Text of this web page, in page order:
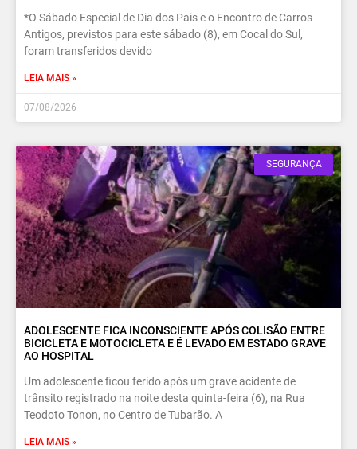
*O Sábado Especial de Dia dos Pais e o Encontro de Carros
Antigos, previstos para este sábado (8), em Cocal do Sul,
foram transferidos devido
LEIA MAIS »
07/08/2026
SEGURANÇA
ADOLESCENTE FICA INCONSCIENTE APÓS COLISÃO ENTRE
BICICLETA E MOTOCICLETA E É LEVADO EM ESTADO GRAVE
AO HOSPITAL
Um adolescente ficou ferido após um grave acidente de
trânsito registrado na noite desta quinta-feira (6), na Rua
Teodoto Tonon, no Centro de Tubarão. A
LEIA MAIS »